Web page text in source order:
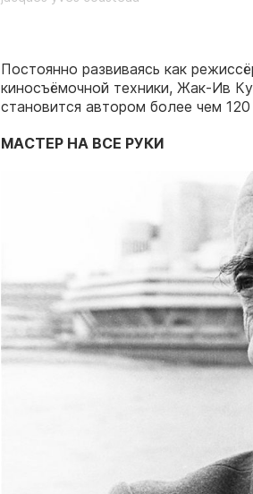
Постоянно развиваясь как
киносъёмочной техники, Жак-Ив
становится автором более чем
МАСТЕР НА ВСЕ РУКИ